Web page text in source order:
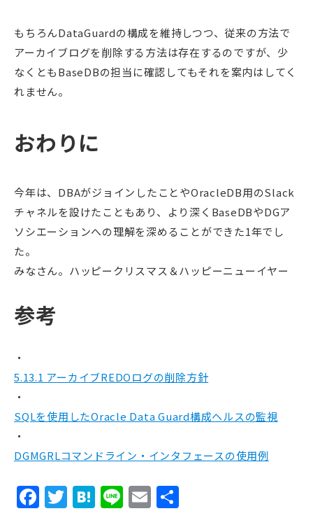
もちろんDataGuardの構成を維持しつつ、従来の方法で
アーカイブログを削除する方法は存在するのですが、少
なくともBaseDBの担当に確認してもそれを案内はしてく
れません。
おわりに
今年は、DBAがジョインしたことやOracleDB用のSlack
チャネルを設けたこともあり、より深くBaseDBやDGア
ソシエーションへの理解を深めることができた1年でし
た。
みなさん。ハッピークリスマス＆ハッピーニューイヤー
参考
5.13.1 アーカイブREDOログの削除方針
SQLを使用したOracle Data Guard構成ヘルスの監視
DGMGRLコマンドライン・インタフェースの使用例
Facebook
Twitter
Hatena
LineEmail